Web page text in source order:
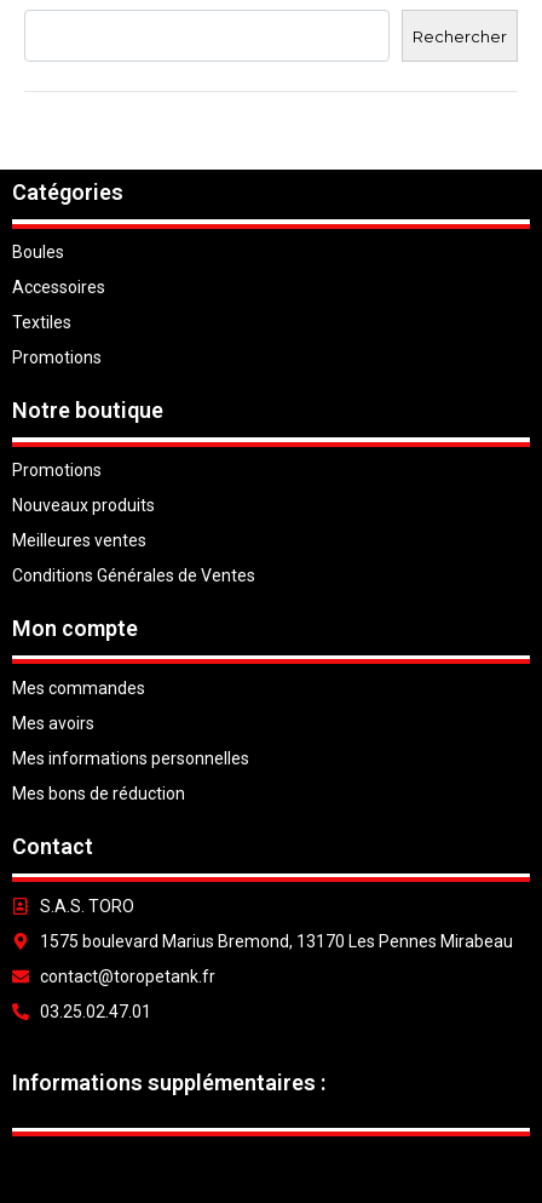
Rechercher
Catégories
Boules
Accessoires
Textiles
Promotions
Notre boutique
Promotions
Nouveaux produits
Meilleures ventes
Conditions Générales de Ventes
Mon compte
Mes commandes
Mes avoirs
Mes informations personnelles
Mes bons de réduction
Contact
S.A.S. TORO
1575 boulevard Marius Bremond, 13170 Les Pennes Mirabeau
contact@toropetank.fr
03.25.02.47.01
Informations supplémentaires :